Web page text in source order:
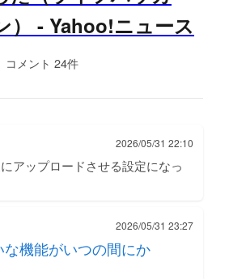
） - Yahoo!ニュース
コメント 24件
2026/05/31 22:10
アップロードさせる設定になっ
2026/05/31 23:27
機能がいつの間にか